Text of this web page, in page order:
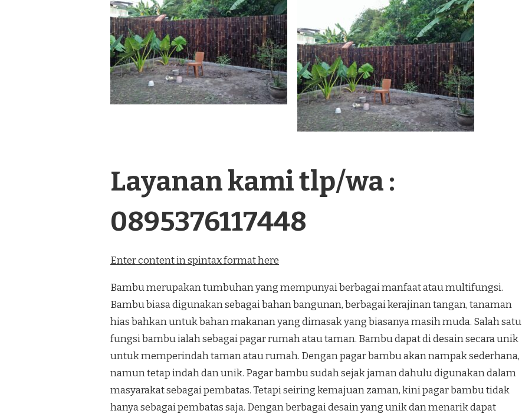
SUMATERA
Layanan kami tlp/wa :
0895376117448
Enter content in spintax format here
Bambu merupakan tumbuhan yang mempunyai berbagai manfaat atau multifungsi.
Bambu biasa digunakan sebagai bahan bangunan, berbagai kerajinan tangan, tanaman
hias bahkan untuk bahan makanan yang dimasak yang biasanya masih muda. Salah satu
fungsi bambu ialah sebagai pagar rumah atau taman. Bambu dapat di desain secara unik
untuk memperindah taman atau rumah. Dengan pagar bambu akan nampak sederhana,
namun tetap indah dan unik. Pagar bambu sudah sejak jaman dahulu digunakan dalam
masyarakat sebagai pembatas. Tetapi seiring kemajuan zaman, kini pagar bambu tidak
hanya sebagai pembatas saja. Dengan berbagai desain yang unik dan menarik dapat